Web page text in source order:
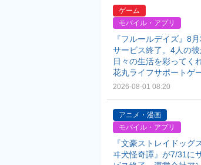
ゲーム
モバイル・アプリ
『フルールデイズ』8
サービス終了。4人の
日々の生活を彩ってく
花丸ライフサポートゲ
2026-08-01 08:20
アニメ・漫画
モバイル・アプリ
『文豪ストレイドッグ
ヰ犬怪奇譚』が7/31に